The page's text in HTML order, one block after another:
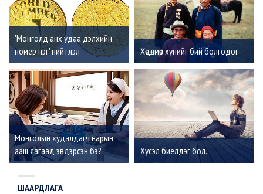
'Монголд анх удаа дэлхийн
номер нэг' нийтлэл
Хөдөлмөр хүнийг бий болгодог
Монголын худалдагч нарын
ааш яагаад эвдэрсэн бэ?
Хүсэл биелдэг бол...
ШААРДЛАГА